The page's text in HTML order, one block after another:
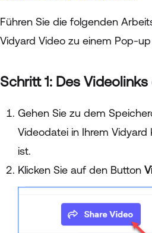
Führen Sie die folgenden
Vidyard Video zu einem Pop-
Schritt 1: Des
Gehen Sie zu dem
Videodatei in Ihrem
ist.
Klicken Sie auf den Button